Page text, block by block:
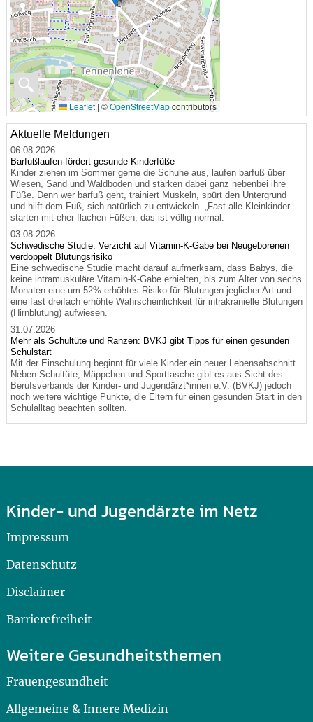
🔍
Leaflet | ©OpenStreetMapcontributors
Aktuelle Meldungen
06.08.2026
Barfußlaufen fördert gesunde Kinderfüße
Kinder ziehen im Sommer gerne die Schuhe aus, laufen barfuß über
Wiesen, Sand und Waldboden und stärken dabei ganz nebenbei ihre
Füße. Denn wer barfuß geht, trainiert Muskeln, spürt den Untergrund
und hilft dem Fuß, sich natürlich zu entwickeln. „Fast alle Kleinkinder
starten mit eher flachen Füßen, das ist völlig normal.
03.08.2026
Schwedische Studie: Verzicht auf Vitamin-K-Gabe bei Neugeborenen
verdoppelt Blutungsrisiko
Eine schwedische Studie macht darauf aufmerksam, dass Babys, die
keine intramuskuläre Vitamin-K-Gabe erhielten, bis zum Alter von sechs
Monaten eine um 52% erhöhtes Risiko für Blutungen jeglicher Art und
eine fast dreifach erhöhte Wahrscheinlichkeit für intrakranielle Blutungen
(Hirnblutung) aufwiesen.
31.07.2026
Mehr als Schultüte und Ranzen: BVKJ gibt Tipps für einen gesunden
Schulstart
Mit der Einschulung beginnt für viele Kinder ein neuer Lebensabschnitt.
Neben Schultüte, Mäppchen und Sporttasche gibt es aus Sicht des
Berufsverbands der Kinder- und Jugendärzt*innen e.V. (BVKJ) jedoch
noch weitere wichtige Punkte, die Eltern für einen gesunden Start in den
Schulalltag beachten sollten.
Kinder- und Jugendärzte im Netz
Impressum
Datenschutz
Disclaimer
Barrierefreiheit
Weitere Gesundheitsthemen
Frauengesundheit
Allgemeine & Innere Medizin